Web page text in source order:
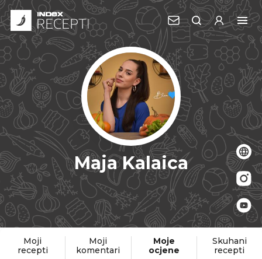
Maja Kalaica
Moji
recepti
Moji
komentari
Moje
ocjene
Skuhani
recepti